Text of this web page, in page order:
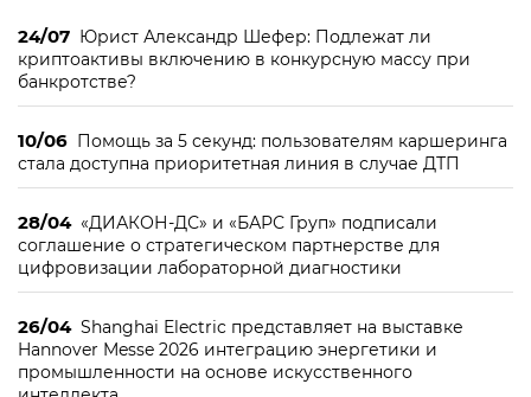
24/07 Юрист Александр Шефер: Подлежат ли
криптоактивы включению в конкурсную массу при
банкротстве?
10/06 Помощь за 5 секунд: пользователям каршеринга
стала доступна приоритетная линия в случае ДТП
28/04 «ДИАКОН-ДС» и «БАРС Груп» подписали
соглашение о стратегическом партнерстве для
цифровизации лабораторной диагностики
26/04 Shanghai Electric представляет на выставке
Hannover Messe 2026 интеграцию энергетики и
промышленности на основе искусственного